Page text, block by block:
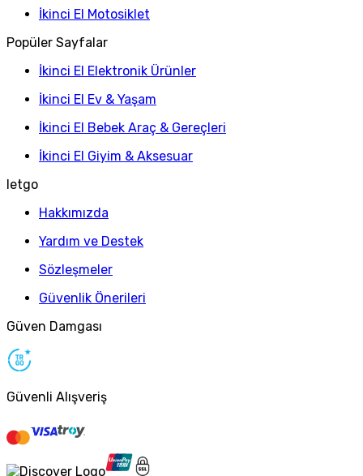
İkinci El Motosiklet
Popüler Sayfalar
İkinci El Elektronik Ürünler
İkinci El Ev & Yaşam
İkinci El Bebek Araç & Gereçleri
İkinci El Giyim & Aksesuar
letgo
Hakkımızda
Yardım ve Destek
Sözleşmeler
Güvenlik Önerileri
Güven Damgası
Güvenli Alışveriş